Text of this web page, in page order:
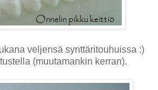
veljensä synttäritouhuissa :)
(muutamankin kerran).